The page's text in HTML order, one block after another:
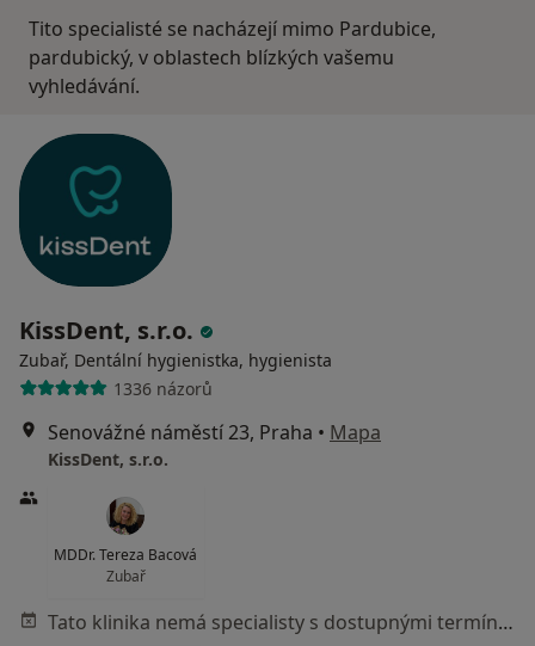
Tito specialisté se nacházejí mimo Pardubice,
pardubický, v oblastech blízkých vašemu
vyhledávání.
KissDent, s.r.o.
Zubař, Dentální hygienistka, hygienista
1336 názorů
Senovážné náměstí 23, Praha • Mapa
KissDent, s.r.o.
MDDr. Tereza Bacová
Zubař
Tato klinika nemá specialisty s dostupnými termíny v online kalendáři